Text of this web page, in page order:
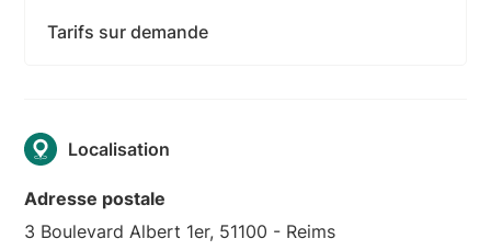
Tarifs sur demande
Localisation
Adresse postale
3 Boulevard Albert 1er, 51100 - Reims